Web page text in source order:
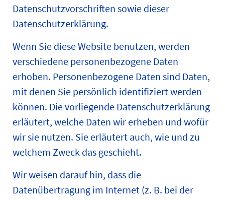
Datenschutzvorschriften sowie dieser
Datenschutzerklärung.
Wenn Sie diese Website benutzen, werden
verschiedene personenbezogene Daten
erhoben. Personenbezogene Daten sind Daten,
mit denen Sie persönlich identifiziert werden
können. Die vorliegende Datenschutzerklärung
erläutert, welche Daten wir erheben und wofür
wir sie nutzen. Sie erläutert auch, wie und zu
welchem Zweck das geschieht.
Wir weisen darauf hin, dass die
Datenübertragung im Internet (z. B. bei der